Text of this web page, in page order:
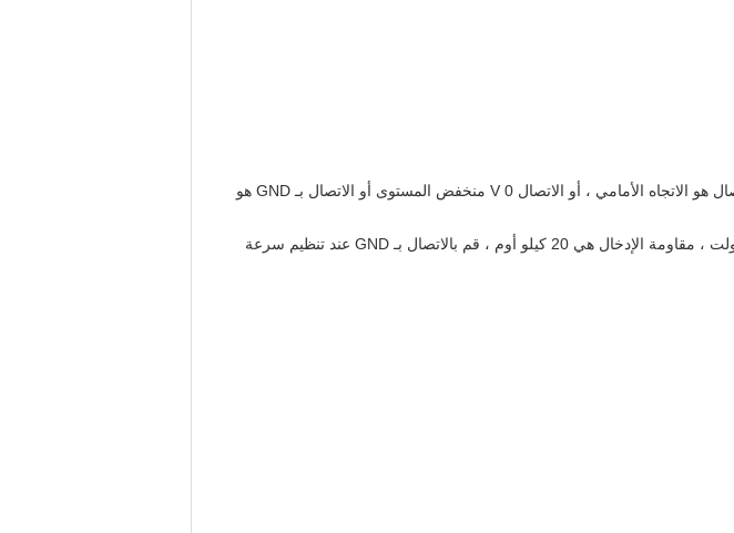
Z / F ---- تدوير منافذ التحكم في الاتجاه.قم بتوصيل المستوى العالي "5V" أو لا يوجد اتصال هو الاتجاه الأمامي ، أو الاتصال 0 V منخفض المستوى أو الاتصال بـ GND هو
VR ---- منفذ التحكم في السرعة.تنظيم السرعة الخطية للجهد التناظري 0.1 فولت -5 فولت ، مقاومة الإدخال هي 20 كيلو أوم ، قم بالاتصال بـ GND عند تنظيم سرعة